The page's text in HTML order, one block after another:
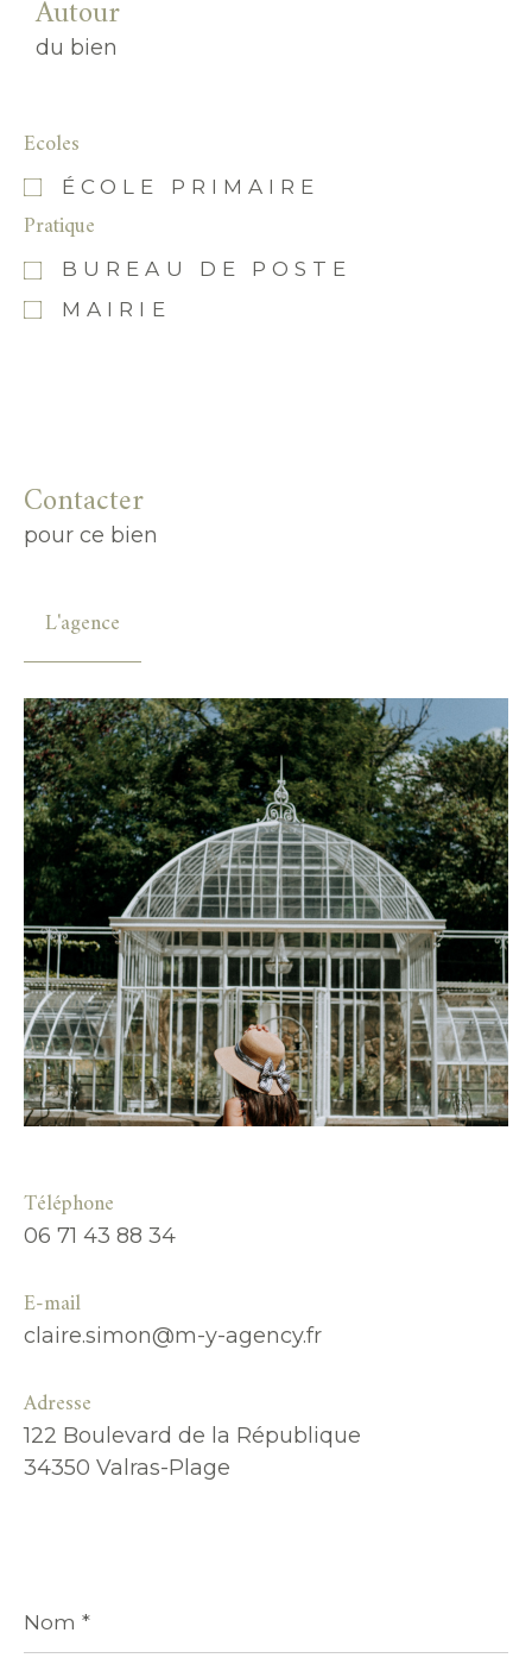
Autour
du bien
Ecoles
ÉCOLE PRIMAIRE
Pratique
BUREAU DE POSTE
MAIRIE
Contacter
pour ce bien
L'agence
Téléphone
06 71 43 88 34
E-mail
claire.simon@m-y-agency.fr
Adresse
122 Boulevard de la République
34350 Valras-Plage
*